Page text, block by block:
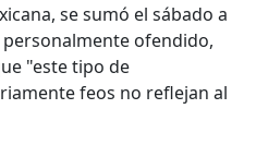
se sumó el sábado a
ofendido,
"este tipo de
feos no reflejan al